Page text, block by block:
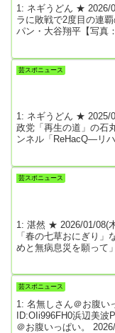
1: ネギうどん ★ 2026/
ラに敗戦で2度目の連
パン・大谷翔平【写真
ボール・クラシック（
た。試合後、選手たち
芸スポニュース
1: ネギうどん ★ 2025/
政党「再生の道」の石
ンネル「ReHacQ―リ
ト・後藤達也氏らとと
こで「疲れていないん
芸スポニュース
1: 湛然 ★ 2026/01/08(
「春の七草おにぎり」
めと無病息災を願って
から揚げ ほうれん草
き かぼちゃ煮 鶏だん
節句ということで 七
芸スポニュース
1: 名無しさん＠お腹い
ID:OIi996FH0浜辺美
＠お腹いっぱい。